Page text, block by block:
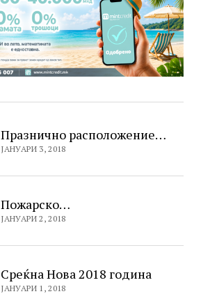
Празнично расположение…
ЈАНУАРИ 3, 2018
Пожарско…
ЈАНУАРИ 2, 2018
Среќна Нова 2018 година
ЈАНУАРИ 1, 2018